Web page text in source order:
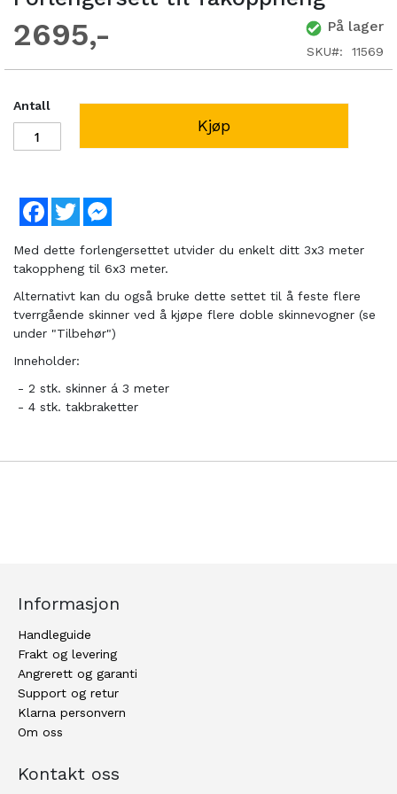
2695 På lager
SKU 11569
Antall
Kjøp
Facebook
Twitter
Med dette forlengersettet utvider du enkelt ditt 3x3 meter
takoppheng til 6x3 meter.
Alternativt kan du også bruke dette settet til å feste flere
tverrgående skinner ved å kjøpe flere doble skinnevogner (se
under "Tilbehør")
Inneholder:
- 2 stk. skinner á 3 meter
- 4 stk. takbraketter
Informasjon
Handleguide
Frakt og levering
Angrerett og garanti
Support og retur
Klarna personvern
Om oss
Kontakt oss